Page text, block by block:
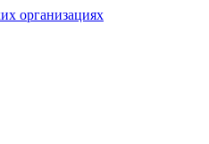
организациях